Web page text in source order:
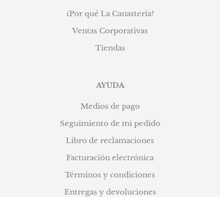
¿Por qué La Canastería?
Ventas Corporativas
Tiendas
AYUDA
Medios de pago
Seguimiento de mi pedido
Libro de reclamaciones
Facturación electrónica
Términos y condiciones
Entregas y devoluciones